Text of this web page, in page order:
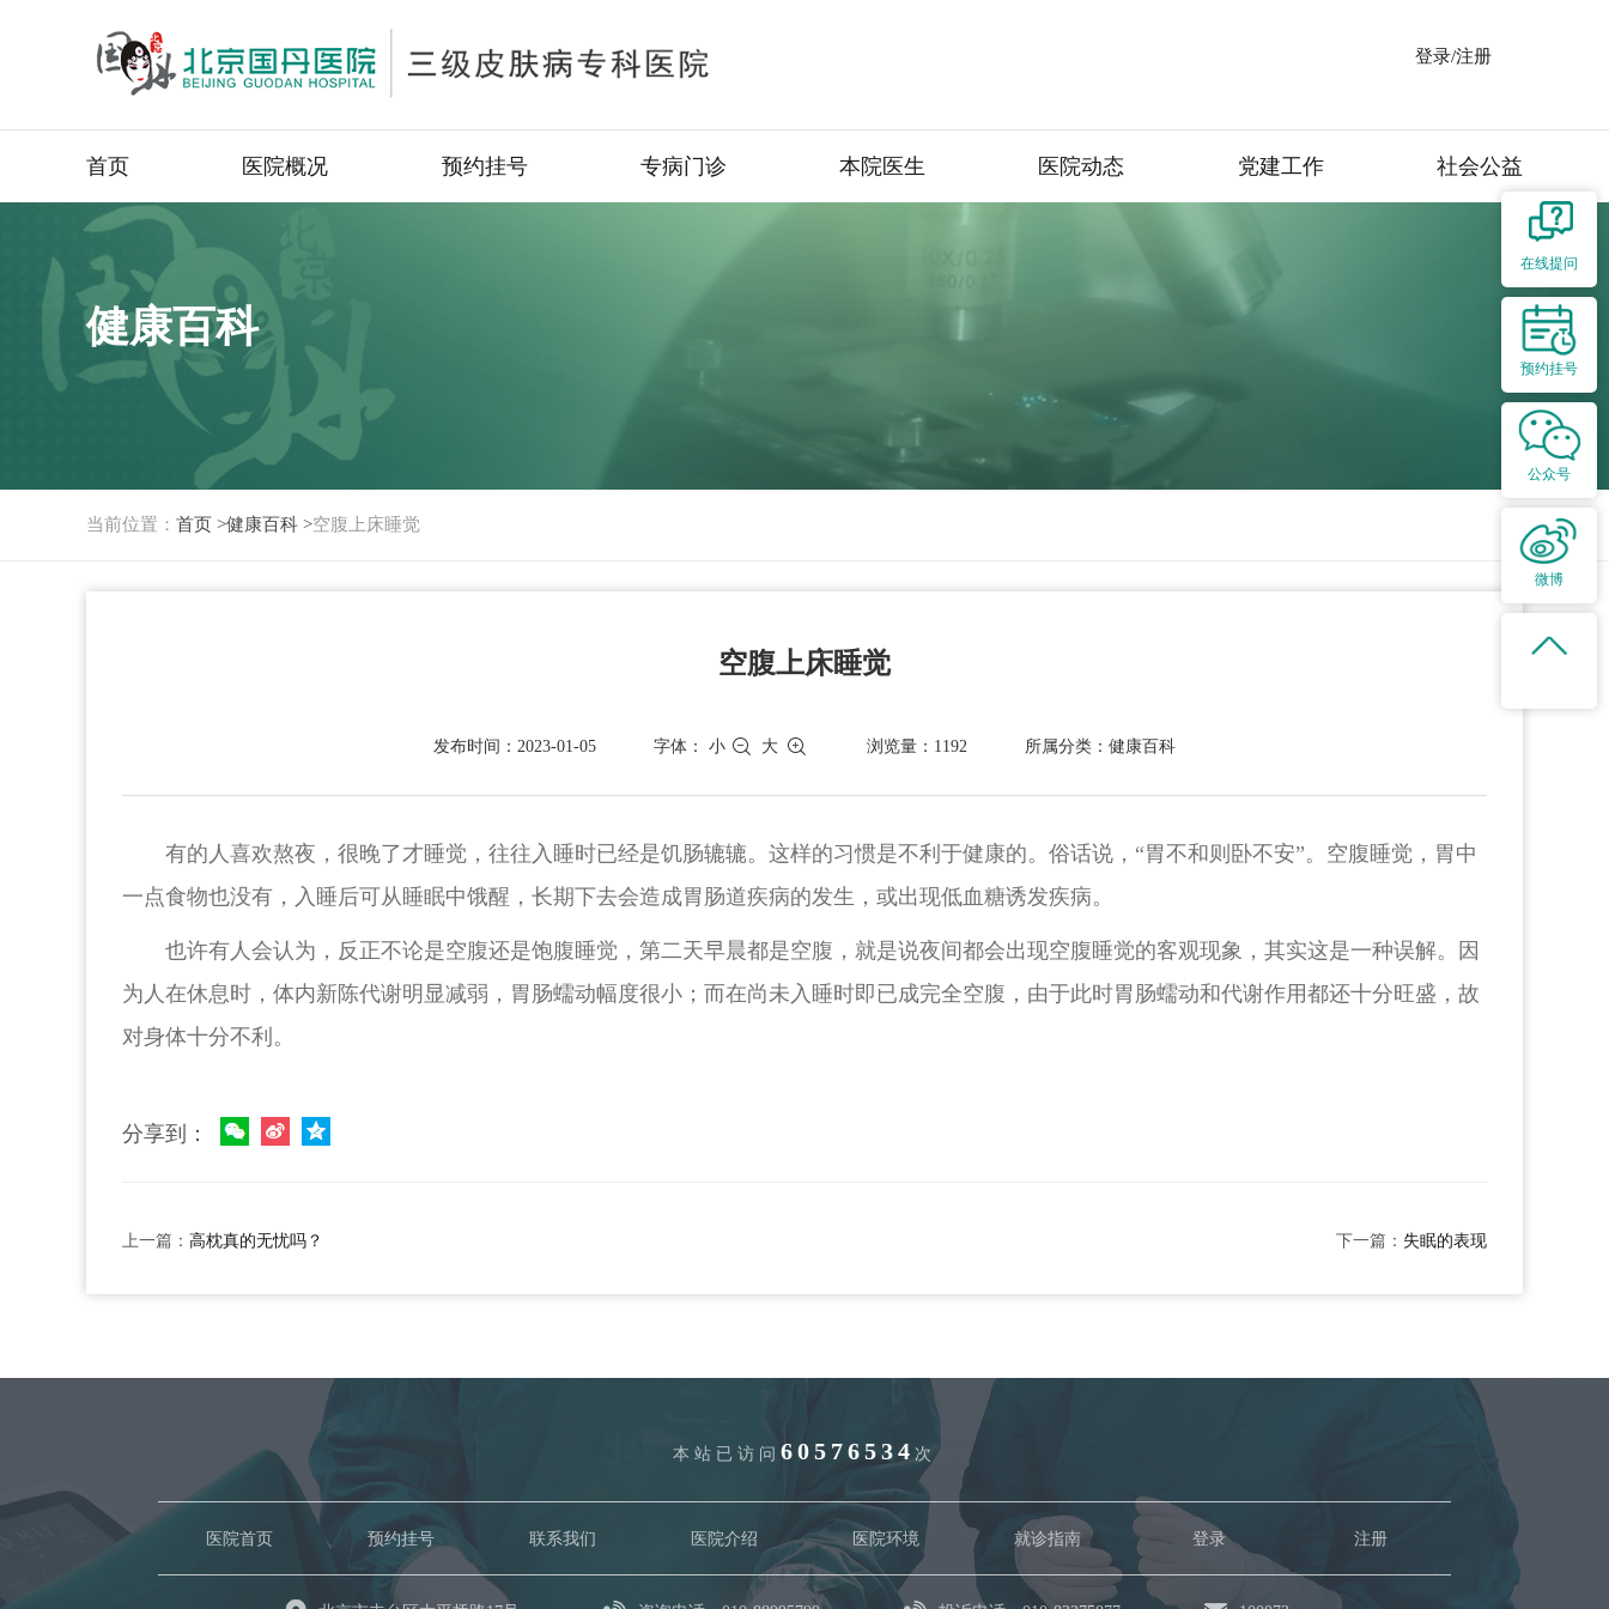
登录/注册
首页 医院概况 预约挂号 专病门诊 本院医生 医院动态 党建工作 社会公益
健康百科
当前位置： 首页 >健康百科 >空腹上床睡觉
空腹上床睡觉
发布时间：2023-01-05 字体： 小 大 浏览量：1192 所属分类：健康百科
有的人喜欢熬夜，很晚了才睡觉，往往入睡时已经是饥肠辘辘。这样的习惯是不利于健康的。俗话说，“胃不和则卧不安”。空腹睡觉，胃中
一点食物也没有，入睡后可从睡眠中饿醒，长期下去会造成胃肠道疾病的发生，或出现低血糖诱发疾病。
也许有人会认为，反正不论是空腹还是饱腹睡觉，第二天早晨都是空腹，就是说夜间都会出现空腹睡觉的客观现象，其实这是一种误解。因
为人在休息时，体内新陈代谢明显减弱，胃肠蠕动幅度很小；而在尚未入睡时即已成完全空腹，由于此时胃肠蠕动和代谢作用都还十分旺盛，故
对身体十分不利。
分享到：
上一篇： 高枕真的无忧吗？ 下一篇： 失眠的表现
本站已访问 60576534 次
医院首页 预约挂号 联系我们 医院介绍 医院环境 就诊指南 登录 注册
在线提问
预约挂号
公众号
微博